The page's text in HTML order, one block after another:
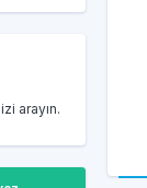
arayın.